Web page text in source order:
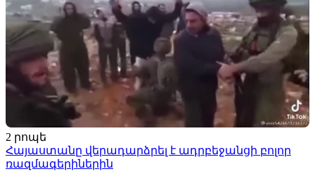
2 րոպե
Հայաստանը վերադարձրել է ադրբեջանցի բոլոր
ռազմագերիներին